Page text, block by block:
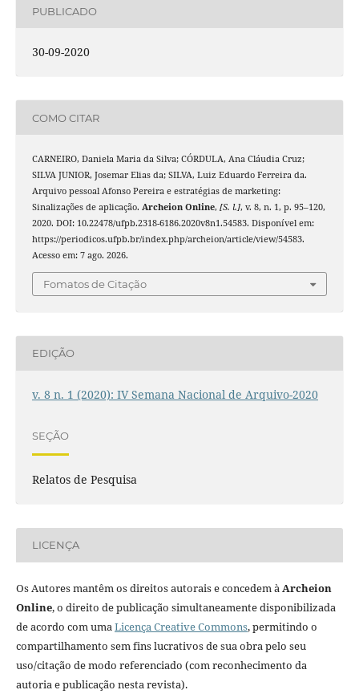
PUBLICADO
30-09-2020
COMO CITAR
CARNEIRO, Daniela Maria da Silva; CÓRDULA, Ana Cláudia Cruz;
SILVA JUNIOR, Josemar Elias da; SILVA, Luiz Eduardo Ferreira da.
Arquivo pessoal Afonso Pereira e estratégias de marketing:
Sinalizações de aplicação. Archeion Online, [S. l.], v. 8, n. 1, p. 95–120,
2020. DOI: 10.22478/ufpb.2318-6186.2020v8n1.54583. Disponível em:
https://periodicos.ufpb.br/index.php/archeion/article/view/54583.
Acesso em: 7 ago. 2026.
Fomatos de Citação
EDIÇÃO
v. 8 n. 1 (2020): IV Semana Nacional de Arquivo-2020
SEÇÃO
Relatos de Pesquisa
LICENÇA
Os Autores mantêm os direitos autorais e concedem àArcheion
Online, o direito de publicação simultaneamente disponibilizada
de acordo com umaLicença Creative Commons, permitindo o
compartilhamento sem fins lucrativos de sua obra pelo seu
uso/citação de modo referenciado (com reconhecimento da
autoria e publicação nesta revista).